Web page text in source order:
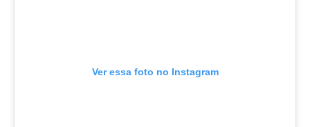
Ver essa foto no Instagram